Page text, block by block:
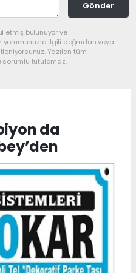
Gönder
etmiş bulunuyor ve
yorumunuzla ilgili doğrudan veya
Yazılan tüm
tutulamaz.
da